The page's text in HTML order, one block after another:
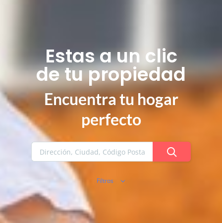
Estas a un clic
de tu propiedad
Encuentra tu hogar
perfecto
Filtros